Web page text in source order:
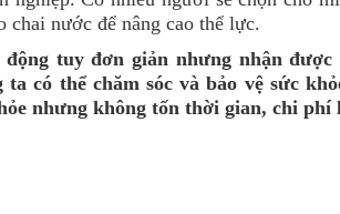
chai nước để nâng cao thể lực.
động tuy đơn giản nhưng nhận
ta có thể chăm sóc và bảo vệ sức
nhưng không tốn thời gian, chi phí